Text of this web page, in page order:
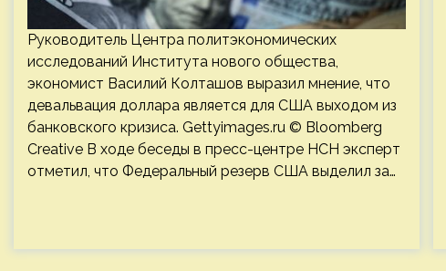
Руководитель Центра политэкономических
исследований Института нового общества,
экономист Василий Колташов выразил мнение, что
девальвация доллара является для США выходом из
банковского кризиса. Gettyimages.ru © Bloomberg
Creative В ходе беседы в пресс-центре НСН эксперт
отметил, что Федеральный резерв США выделил за…